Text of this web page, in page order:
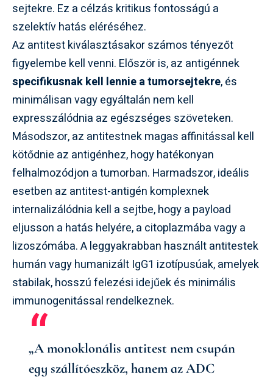
sejtekre. Ez a célzás kritikus fontosságú a
szelektív hatás eléréséhez.
Az antitest kiválasztásakor számos tényezőt
figyelembe kell venni. Először is, az antigénnek
specifikusnak kell lennie a tumorsejtekre, és
minimálisan vagy egyáltalán nem kell
expresszálódnia az egészséges szöveteken.
Másodszor, az antitestnek magas affinitással kell
kötődnie az antigénhez, hogy hatékonyan
felhalmozódjon a tumorban. Harmadszor, ideális
esetben az antitest-antigén komplexnek
internalizálódnia kell a sejtbe, hogy a payload
eljusson a hatás helyére, a citoplazmába vagy a
lizoszómába. A leggyakrabban használt antitestek
humán vagy humanizált IgG1 izotípusúak, amelyek
stabilak, hosszú felezési idejűek és minimális
immunogenitással rendelkeznek.
„A monoklonális antitest nem csupán
egy szállítóeszköz, hanem az ADC